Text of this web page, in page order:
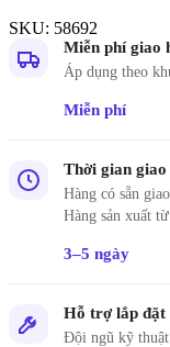
SKU: 58692
Miễn phí giao
Áp dụng theo
Miễn phí
Thời gian giao
Hàng có sẵn
Hàng sản xuất
3–5 ngày
Hỗ trợ lắp đặt
Đội ngũ kỹ